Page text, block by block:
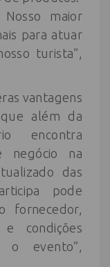
maior
para atuar
turista”,
vantagens
além da
encontra
negócio na
das
pode
fornecedor,
condições
o evento”,